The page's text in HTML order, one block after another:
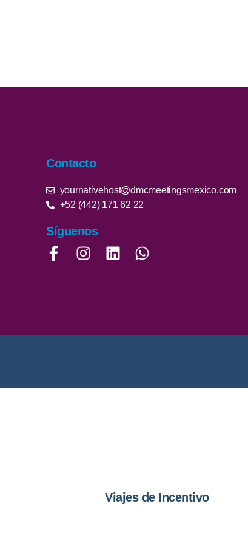
Contacto
yournativehost@dmcmeetingsmexico.com​
+52 (442) 171 62 22
Síguenos
Viajes de Incentivo